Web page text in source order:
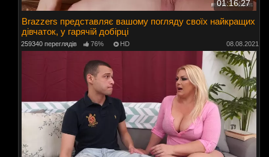
01:16:27
Brazzers представляє вашому погляду своїх найкращих
дівчаток, у гарячій добірці
259340 переглядів 76% HD 08.08.2021